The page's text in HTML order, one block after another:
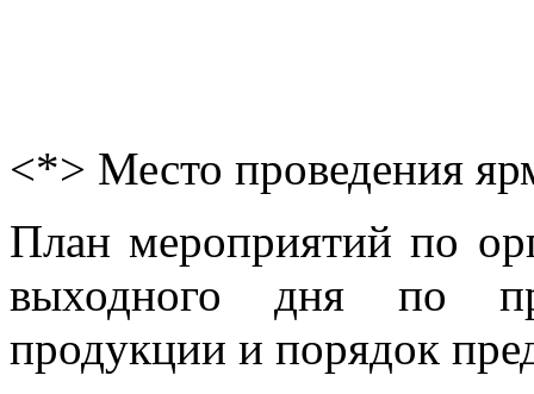
<*> Место проведения
План мероприятий по
выходного дня по
продукции и порядок